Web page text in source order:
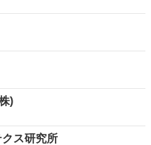
)
ス研究所